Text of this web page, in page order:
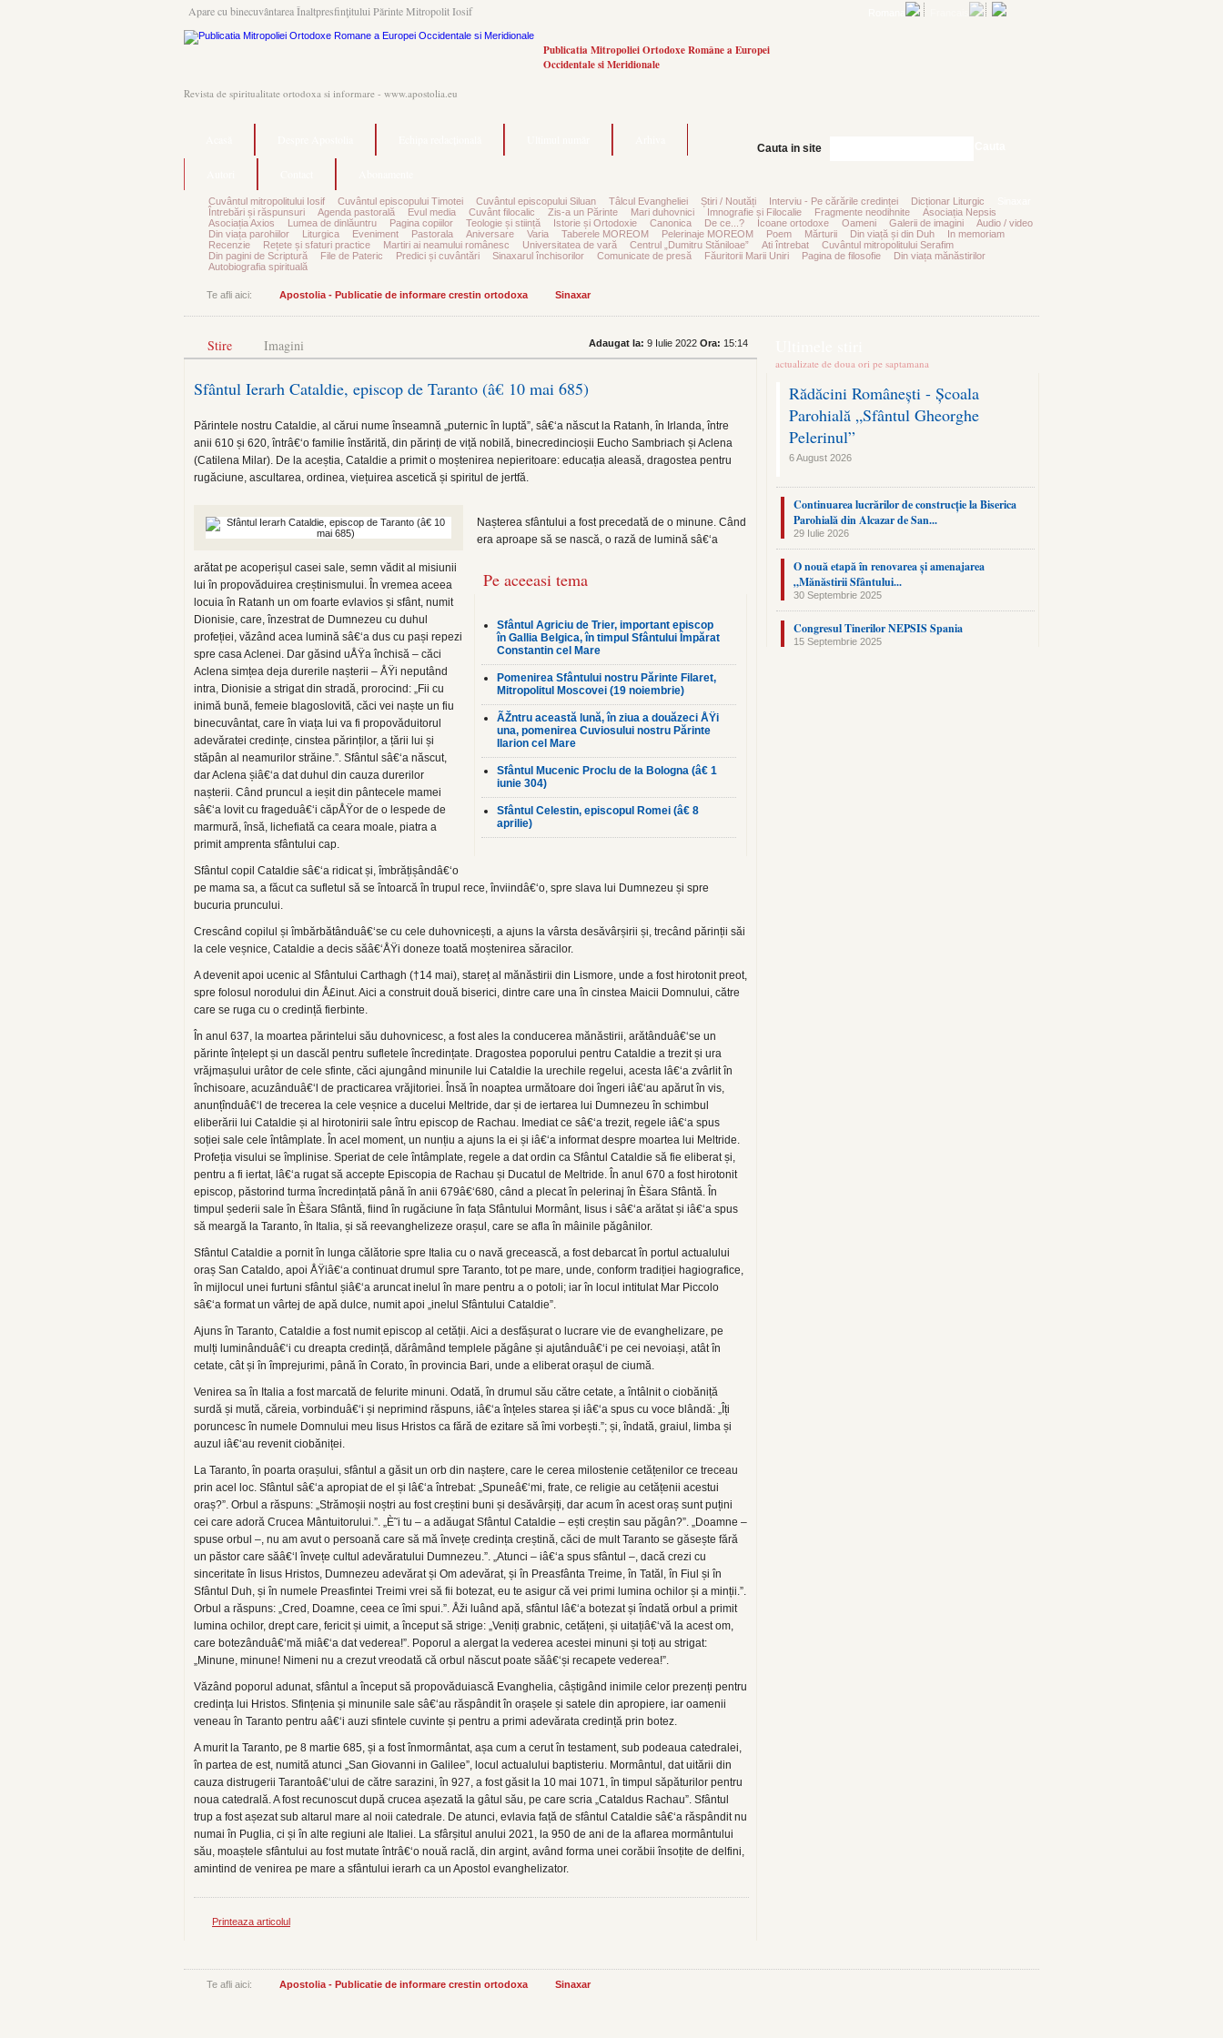
Apare cu binecuvântarea Înaltpresfinţitului Părinte Mitropolit Iosif
Publicatia Mitropoliei Ortodoxe Române a Europei
Occidentale si Meridionale
Revista de spiritualitate ortodoxa si informare - www.apostolia.eu
Cauta in site
Cuvântul mitropolitului Iosif Cuvântul episcopului Timotei Cuvântul episcopului Siluan Tâlcul Evangheliei Știri / Noutăți Interviu - Pe cărările credinței Dicționar Liturgic
Întrebări și răspunsuri
Agenda pastorală Evul media Cuvânt filocalic Zis-a un Părinte Mari duhovnici Imnografie și Filocalie Fragmente neodihnite
Asociația Nepsis
Asociația Axios
Lumea de dinlăuntru Pagina copiilor Teologie și stiință Istorie și Ortodoxie Canonica De ce...? Icoane ortodoxe Oameni Galerii de imagini
Audio / video
Din viața parohiilor
Liturgica Eveniment Pastorala Aniversare Varia Taberele MOREOM Pelerinaje MOREOM Poem Mărturii Din viață și din Duh
In memoriam
Recenzie
Rețete și sfaturi practice Martiri ai neamului românesc Universitatea de vară Centrul „Dumitru Stăniloae” Ati întrebat
Cuvântul mitropolitului Serafim
Din pagini de Scriptură
File de Pateric Predici și cuvântări Sinaxarul închisorilor Comunicate de presă Făuritorii Marii Uniri Pagina de filosofie
Din viața mănăstirilor
Autobiografia spirituală
Te afli aici: Apostolia - Publicatie de informare crestin ortodoxa Sinaxar
Stire Imagini Adaugat la: 9 Iulie 2022 Ora: 15:14
Sfântul Ierarh Cataldie, episcop de Taranto (â€ 10 mai 685)
Părintele nostru Cataldie, al cărui nume înseamnă „puternic în luptă”, sâ€‘a născut la Ratanh, în Irlanda, între
anii 610 și 620, întrâ€‘o familie înstărită, din părinți de viță nobilă, binecredincioșii Eucho Sambriach și Aclena
(Catilena Milar). De la aceștia, Cataldie a primit o moștenirea nepieritoare: educația aleasă, dragostea pentru
rugăciune, ascultarea, ordinea, viețuirea ascetică și spiritul de jertfă.
Pe aceeasi tema
Sfântul Agriciu de Trier, important episcop
în Gallia Belgica, în timpul Sfântului Împărat
Constantin cel Mare
Pomenirea Sfântului nostru Părinte Filaret,
Mitropolitul Moscovei (19 noiembrie)
ÃŽntru această lună, în ziua a douăzeci ÅŸi
una, pomenirea Cuviosului nostru Părinte
Ilarion cel Mare
Sfântul Mucenic Proclu de la Bologna (â€ 1
iunie 304)
Sfântul Celestin, episcopul Romei (â€ 8
aprilie)
Nașterea sfântului a fost precedată de o minune. Când
era aproape să se nască, o rază de lumină sâ€‘a
arătat pe acoperișul casei sale, semn vădit al misiunii
lui în propovăduirea creștinismului. În vremea aceea
locuia în Ratanh un om foarte evlavios și sfânt, numit
Dionisie, care, înzestrat de Dumnezeu cu duhul
profeției, văzând acea lumină sâ€‘a dus cu pași repezi
spre casa Aclenei. Dar găsind uÅŸa închisă – căci
Aclena simțea deja durerile nașterii – ÅŸi neputând
intra, Dionisie a strigat din stradă, prorocind: „Fii cu
inimă bună, femeie blagoslovită, căci vei naște un fiu
binecuvântat, care în viața lui va fi propovăduitorul
adevăratei credințe, cinstea părinților, a țării lui și
stăpân al neamurilor străine.”. Sfântul sâ€‘a născut,
dar Aclena șiâ€‘a dat duhul din cauza durerilor
nașterii. Când pruncul a ieșit din pântecele mamei
sâ€‘a lovit cu frageduâ€‘i căpÅŸor de o lespede de
marmură, însă, lichefiată ca ceara moale, piatra a
primit amprenta sfântului cap.
Sfântul copil Cataldie sâ€‘a ridicat și, îmbrățișândâ€‘o
pe mama sa, a făcut ca sufletul să se întoarcă în trupul rece, înviindâ€‘o, spre slava lui Dumnezeu și spre
bucuria pruncului.
Crescând copilul și îmbărbătânduâ€‘se cu cele duhovnicești, a ajuns la vârsta desăvârșirii și, trecând părinții săi
la cele veșnice, Cataldie a decis săâ€‘ÅŸi doneze toată moștenirea săracilor.
A devenit apoi ucenic al Sfântului Carthagh (†14 mai), stareț al mănăstirii din Lismore, unde a fost hirotonit preot,
spre folosul norodului din Å£inut. Aici a construit două biserici, dintre care una în cinstea Maicii Domnului, către
care se ruga cu o credință fierbinte.
În anul 637, la moartea părintelui său duhovnicesc, a fost ales la conducerea mănăstirii, arătânduâ€‘se un
părinte înțelept și un dascăl pentru sufletele încredințate. Dragostea poporului pentru Cataldie a trezit și ura
vrăjmașului urâtor de cele sfinte, căci ajungând minunile lui Cataldie la urechile regelui, acesta lâ€‘a zvârlit în
închisoare, acuzânduâ€‘l de practicarea vrăjitoriei. Însă în noaptea următoare doi îngeri iâ€‘au apărut în vis,
anunțînduâ€‘l de trecerea la cele veșnice a ducelui Meltride, dar și de iertarea lui Dumnezeu în schimbul
eliberării lui Cataldie și al hirotonirii sale întru episcop de Rachau. Imediat ce sâ€‘a trezit, regele iâ€‘a spus
soției sale cele întâmplate. În acel moment, un nunțiu a ajuns la ei și iâ€‘a informat despre moartea lui Meltride.
Profeția visului se împlinise. Speriat de cele întâmplate, regele a dat ordin ca Sfântul Cataldie să fie eliberat și,
pentru a fi iertat, lâ€‘a rugat să accepte Episcopia de Rachau și Ducatul de Meltride. În anul 670 a fost hirotonit
episcop, păstorind turma încredințată până în anii 679â€‘680, când a plecat în pelerinaj în Èšara Sfântă. În
timpul șederii sale în Èšara Sfântă, fiind în rugăciune în fața Sfântului Mormânt, Iisus i sâ€‘a arătat și iâ€‘a spus
să meargă la Taranto, în Italia, și să reevanghelizeze orașul, care se afla în mâinile păgânilor.
Sfântul Cataldie a pornit în lunga călătorie spre Italia cu o navă grecească, a fost debarcat în portul actualului
oraș San Cataldo, apoi ÅŸiâ€‘a continuat drumul spre Taranto, tot pe mare, unde, conform tradiției hagiografice,
în mijlocul unei furtuni sfântul șiâ€‘a aruncat inelul în mare pentru a o potoli; iar în locul intitulat Mar Piccolo
sâ€‘a format un vârtej de apă dulce, numit apoi „inelul Sfântului Cataldie”.
Ajuns în Taranto, Cataldie a fost numit episcop al cetății. Aici a desfășurat o lucrare vie de evanghelizare, pe
mulți luminânduâ€‘i cu dreapta credință, dărâmând templele păgâne și ajutânduâ€‘i pe cei nevoiași, atât în
cetate, cât și în împrejurimi, până în Corato, în provincia Bari, unde a eliberat orașul de ciumă.
Venirea sa în Italia a fost marcată de felurite minuni. Odată, în drumul său către cetate, a întâlnit o ciobăniță
surdă și mută, căreia, vorbinduâ€‘i și neprimind răspuns, iâ€‘a înțeles starea și iâ€‘a spus cu voce blândă: „Îți
poruncesc în numele Domnului meu Iisus Hristos ca fără de ezitare să îmi vorbești.”; și, îndată, graiul, limba și
auzul iâ€‘au revenit ciobăniței.
La Taranto, în poarta orașului, sfântul a găsit un orb din naștere, care le cerea milostenie cetățenilor ce treceau
prin acel loc. Sfântul sâ€‘a apropiat de el și lâ€‘a întrebat: „Spuneâ€‘mi, frate, ce religie au cetățenii acestui
oraș?”. Orbul a răspuns: „Strămoșii noștri au fost creștini buni și desăvârșiți, dar acum în acest oraș sunt puțini
cei care adoră Crucea Mântuitorului.”. „È˜i tu – a adăugat Sfântul Cataldie – ești creștin sau păgân?”. „Doamne –
spuse orbul –, nu am avut o persoană care să mă învețe credința creștină, căci de mult Taranto se găsește fără
un păstor care săâ€‘l învețe cultul adevăratului Dumnezeu.”. „Atunci – iâ€‘a spus sfântul –, dacă crezi cu
sinceritate în Iisus Hristos, Dumnezeu adevărat și Om adevărat, și în Preasfânta Treime, în Tatăl, în Fiul și în
Sfântul Duh, și în numele Preasfintei Treimi vrei să fii botezat, eu te asigur că vei primi lumina ochilor și a minții.”.
Orbul a răspuns: „Cred, Doamne, ceea ce îmi spui.”. Åži luând apă, sfântul lâ€‘a botezat și îndată orbul a primit
lumina ochilor, drept care, fericit și uimit, a început să strige: „Veniți grabnic, cetățeni, și uitațiâ€‘vă la acest om,
care botezânduâ€‘mă miâ€‘a dat vederea!”. Poporul a alergat la vederea acestei minuni și toți au strigat:
„Minune, minune! Nimeni nu a crezut vreodată că orbul născut poate săâ€‘și recapete vederea!”.
Văzând poporul adunat, sfântul a început să propovăduiască Evanghelia, câștigând inimile celor prezenți pentru
credința lui Hristos. Sfințenia și minunile sale sâ€‘au răspândit în orașele și satele din apropiere, iar oamenii
veneau în Taranto pentru aâ€‘i auzi sfintele cuvinte și pentru a primi adevărata credință prin botez.
A murit la Taranto, pe 8 martie 685, și a fost înmormântat, așa cum a cerut în testament, sub podeaua catedralei,
în partea de est, numită atunci „San Giovanni in Galilee”, locul actualului baptisteriu. Mormântul, dat uitării din
cauza distrugerii Tarantoâ€‘ului de către sarazini, în 927, a fost găsit la 10 mai 1071, în timpul săpăturilor pentru
noua catedrală. A fost recunoscut după crucea așezată la gâtul său, pe care scria „Cataldus Rachau”. Sfântul
trup a fost așezat sub altarul mare al noii catedrale. De atunci, evlavia față de sfântul Cataldie sâ€‘a răspândit nu
numai în Puglia, ci și în alte regiuni ale Italiei. La sfârșitul anului 2021, la 950 de ani de la aflarea mormântului
său, moaștele sfântului au fost mutate întrâ€‘o nouă raclă, din argint, având forma unei corăbii însoțite de delfini,
amintind de venirea pe mare a sfântului ierarh ca un Apostol evanghelizator.
Printeaza articolul
actualizate de doua ori pe saptamana
Rădăcini Românești - Școala
Parohială „Sfântul Gheorghe
Pelerinul”
6 August 2026
Continuarea lucrărilor de construcție la Biserica
Parohială din Alcazar de San...
29 Iulie 2026
O nouă etapă în renovarea și amenajarea
„Mănăstirii Sfântului...
30 Septembrie 2025
Congresul Tinerilor NEPSIS Spania
15 Septembrie 2025
Te afli aici: Apostolia - Publicatie de informare crestin ortodoxa Sinaxar